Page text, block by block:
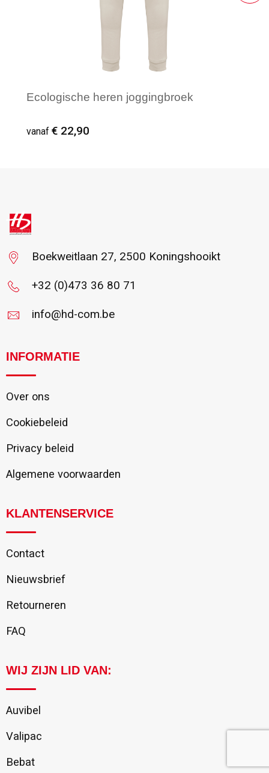
Ecologische heren joggingbroek
vanaf € 22,90
Boekweitlaan 27, 2500 Koningshooikt
+32 (0)473 36 80 71
info@hd-com.be
INFORMATIE
Over ons
Cookiebeleid
Privacy beleid
Algemene voorwaarden
KLANTENSERVICE
Contact
Nieuwsbrief
Retourneren
FAQ
WIJ ZIJN LID VAN:
Auvibel
Valipac
Bebat